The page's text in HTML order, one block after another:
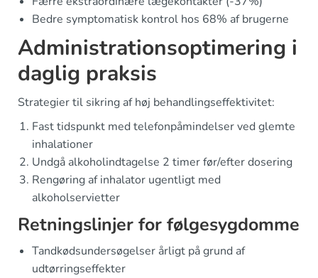
Bedre symptomatisk kontrol hos 68% af brugerne
Administrationsoptimering i
daglig praksis
Strategier til sikring af høj behandlingseffektivitet:
Fast tidspunkt med telefonpåmindelser ved glemte
inhalationer
Undgå alkoholindtagelse 2 timer før/efter dosering
Rengøring af inhalator ugentligt med
alkoholservietter
Retningslinjer for følgesygdomme
Tandkødsundersøgelser årligt på grund af
udtørringseffekter